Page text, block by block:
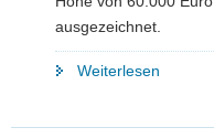
ausgezeichnet.
Weiterlesen